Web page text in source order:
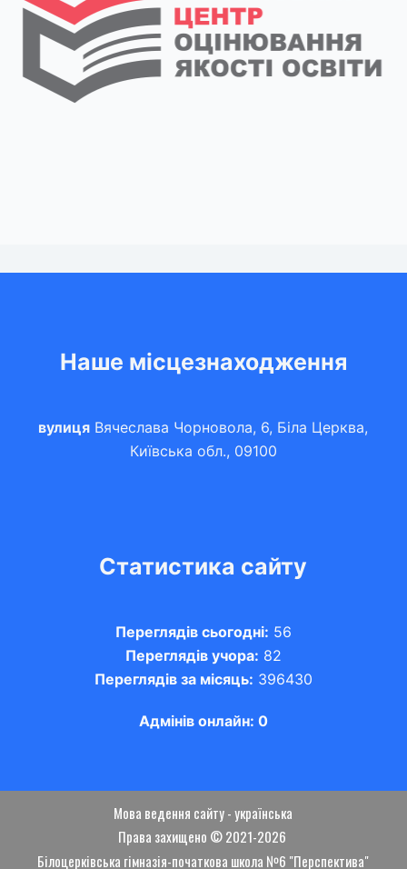
Наше місцезнаходження
вулиця Вячеслава Чорновола, 6, Біла Церква,
Київська обл., 09100
Статистика сайту
Переглядів сьогодні: 56
Переглядів учора: 82
Переглядів за місяць: 396430
Адмінів онлайн: 0
Мова ведення сайту - українська
Права захищено © 2021-2026
Білоцерківська гімназія-початкова школа №6 "Перспектива"